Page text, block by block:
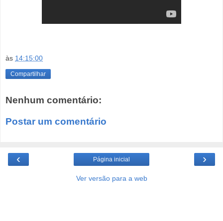
às 14:15:00
Compartilhar
Nenhum comentário:
Postar um comentário
‹ ›
Página inicial
Ver versão para a web